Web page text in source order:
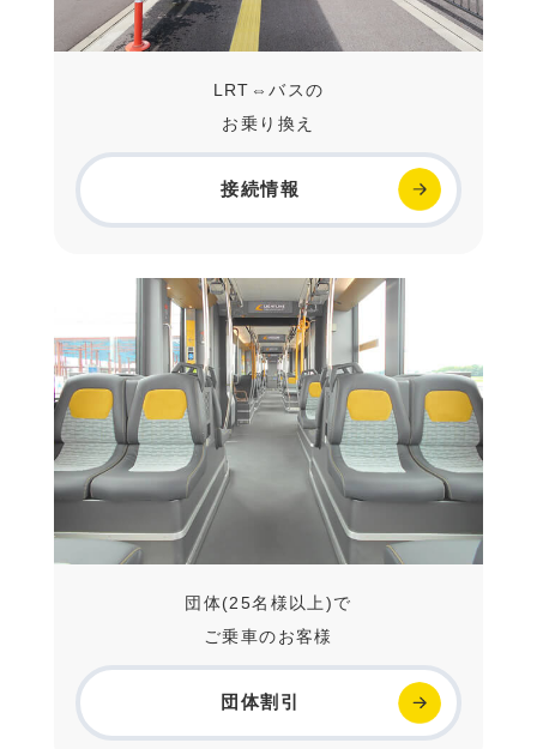
LRT⇔バスの
お乗り換え
接続情報
団体(25名様以上)で
ご乗車のお客様
団体割引